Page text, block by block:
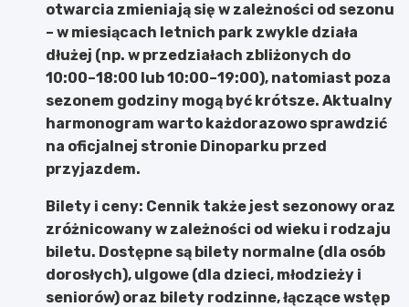
otwarcia zmieniają się w zależności od sezonu
– w miesiącach letnich park zwykle działa
dłużej (np. w przedziałach zbliżonych do
10:00–18:00 lub 10:00–19:00), natomiast poza
sezonem godziny mogą być krótsze. Aktualny
harmonogram warto każdorazowo sprawdzić
na oficjalnej stronie Dinoparku przed
przyjazdem.
Bilety i ceny: Cennik także jest sezonowy oraz
zróżnicowany w zależności od wieku i rodzaju
biletu. Dostępne są bilety normalne (dla osób
dorosłych), ulgowe (dla dzieci, młodzieży i
seniorów) oraz bilety rodzinne, łączące wstęp